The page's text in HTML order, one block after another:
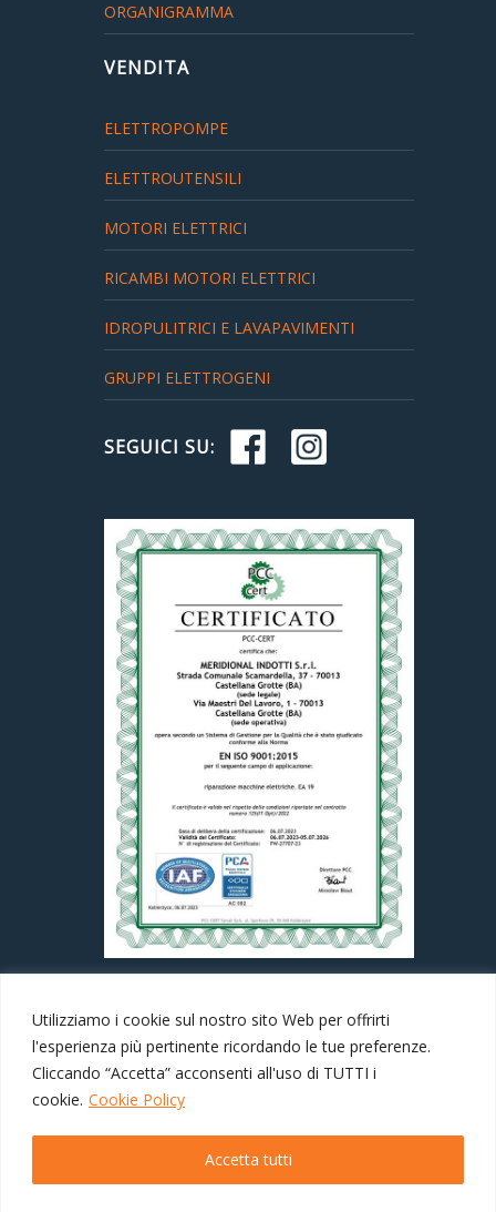
Utilizziamo i cookie sul nostro sito Web per offrirti
l'esperienza più pertinente ricordando le tue preferenze.
Cliccando “Accetta” acconsenti all'uso di TUTTI i
cookie. Cookie Policy
Accetta tutti
ORGANIGRAMMA
VENDITA
ELETTROPOMPE
ELETTROUTENSILI
MOTORI ELETTRICI
RICAMBI MOTORI ELETTRICI
IDROPULITRICI E LAVAPAVIMENTI
GRUPPI ELETTROGENI
SEGUICI SU: